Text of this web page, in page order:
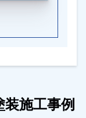
施工事例